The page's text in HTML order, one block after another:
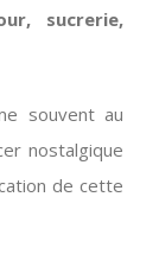
sucrerie,
souvent au
nostalgique
de cette